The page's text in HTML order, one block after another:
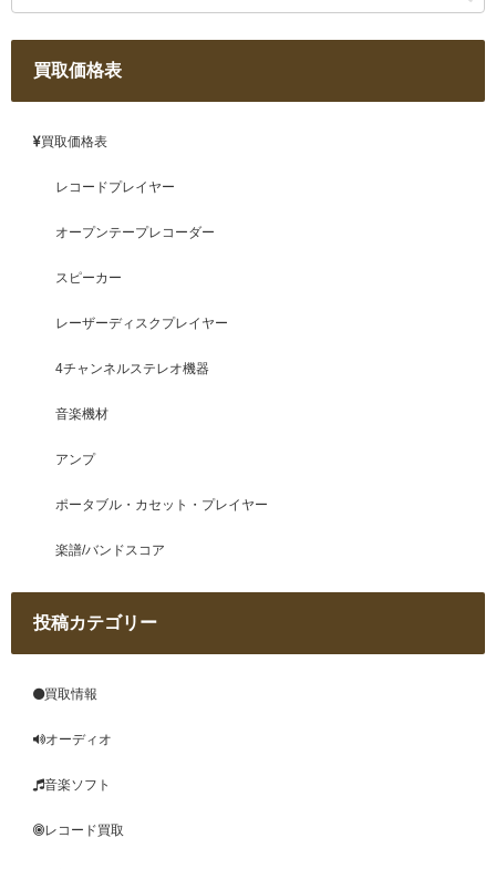
買取価格表
買取価格表
レコードプレイヤー
オープンテープレコーダー
スピーカー
レーザーディスクプレイヤー
4チャンネルステレオ機器
音楽機材
アンプ
ポータブル・カセット・プレイヤー
楽譜/バンドスコア
投稿カテゴリー
買取情報
オーディオ
音楽ソフト
レコード買取